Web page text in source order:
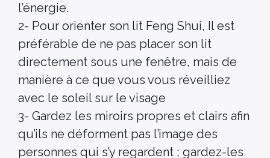
l’énergie.
2- Pour orienter son lit Feng Shui, Il est
préférable de ne pas placer son lit
directement sous une fenêtre, mais de
manière à ce que vous vous réveilliez
avec le soleil sur le visage
3- Gardez les miroirs propres et clairs afin
qu’ils ne déforment pas l’image des
personnes qui s’y regardent ; gardez-les